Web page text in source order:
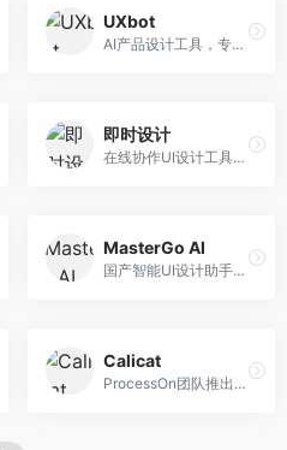
UXbot
AI产品设计工具，专注于用户体验优化。面向UX设计师，提供用户研究、设计建议、可用性测试等服务，UX设计支持完善。
即时设计
在线协作UI设计工具，整合AI设计功能。面向设计师和产品团队，提供界面设计、原型制作、设计资源库等服务，国产协作设计平台。
MasterGo AI
国产智能UI设计助手，专注于界面设计自动化。面向UI设计师，提供界面生成、组件设计、设计系统构建等服务，中文用户适配性好。
Calicat
ProcessOn团队推出的产设研协作平台，整合设计与协作功能。面向产品团队，提供设计协作、文档管理、团队沟通等服务，产研协作便捷。